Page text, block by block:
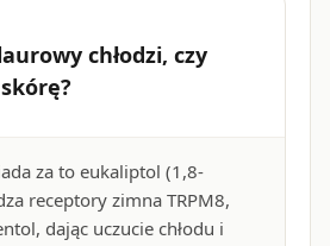
chłodzi, czy
za to eukaliptol (1,8-
receptory zimna TRPM8,
dając uczucie chłodu i